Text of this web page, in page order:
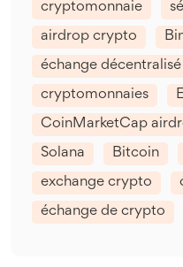
cryptomonnaie
airdrop crypto
échange décentralisé
cryptomonnaies
CoinMarketCap
Solana Bitcoin
exchange crypto
échange de crypto